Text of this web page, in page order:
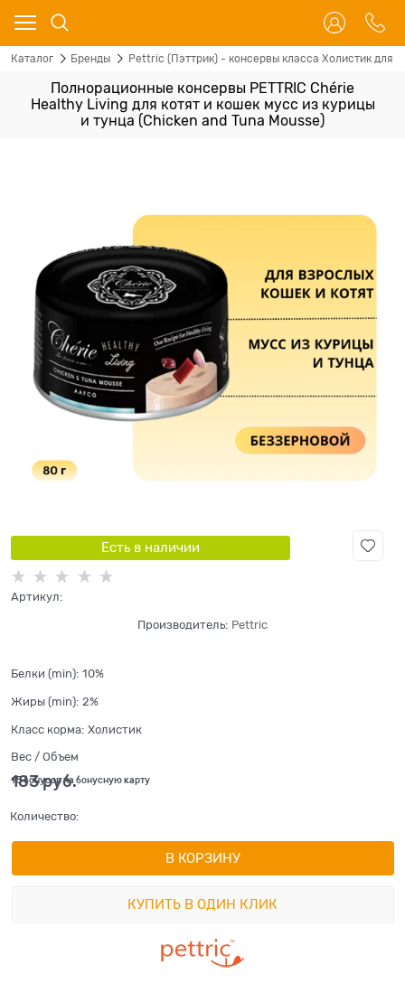
Каталог Бренды Pettric (Пэттрик) - консервы класса Холистик для
Полнорационные консервы PETTRIC Chérie
Healthy Living для котят и кошек мусс из курицы
и тунца (Chicken and Tuna Mousse)
Есть в наличии
Артикул:
Производитель: Pettric
Белки (min): 10%
Жиры (min): 2%
Класс корма: Холистик
Вес / Объем
183 руб.
+5 бонусов на бонусную карту
Количество:
В КОРЗИНУ
КУПИТЬ В ОДИН КЛИК